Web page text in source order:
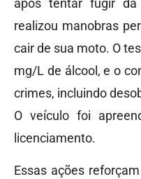
após tentar fugir da
realizou manobras
cair de sua moto. O
mg/L de álcool, e o
crimes, incluindo
O veículo foi
licenciamento.
Essas ações